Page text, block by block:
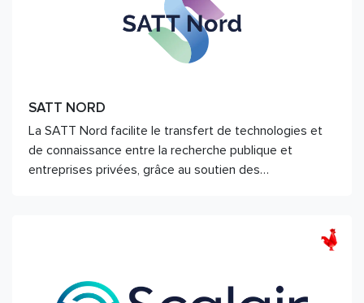
SATT NORD
La SATT Nord facilite le transfert de technologies et
de connaissance entre la recherche publique et
entreprises privées, grâce au soutien des…